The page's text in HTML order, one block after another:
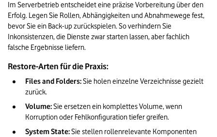
Im Serverbetrieb entscheidet eine präzise Vorbereitung über den
Erfolg. Legen Sie Rollen, Abhängigkeiten und Abnahmewege fest,
bevor Sie ein Back-up zurückspielen. So verhindern Sie
Inkonsistenzen, die Dienste zwar starten lassen, aber fachlich
falsche Ergebnisse liefern.
Restore-Arten für die Praxis:
Files and Folders: Sie holen einzelne Verzeichnisse gezielt
zurück.
Volume: Sie ersetzen ein komplettes Volume, wenn
Korruption oder Fehlkonfiguration tiefer greifen.
System State: Sie stellen rollenrelevante Komponenten